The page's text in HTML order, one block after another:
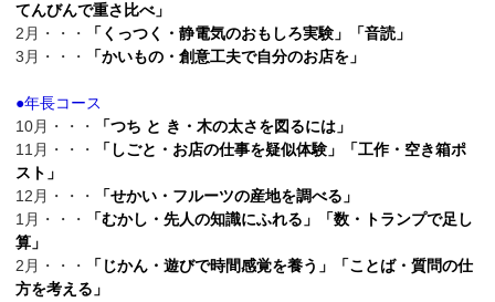
てんびんで重さ比べ」
2月・・・
「くっつく・静電気のおもしろ実験」「音読」
3月・・・
「かいもの・創意工夫で自分のお店を」
●年長コース
10月・・・
「つち と き・木の太さを図るには」
11月・・・
「しごと・お店の仕事を疑似体験」「工作・空き箱ポ
スト」
12月・・・
「せかい・フルーツの産地を調べる」
1月・・・
「むかし・先人の知識にふれる」「数・トランプで足し
算」
2月・・・
「じかん・遊びで時間感覚を養う」「ことば・質問の仕
方を考える」